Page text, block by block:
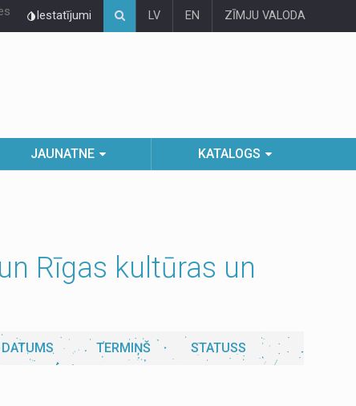
Iestatījumi LV EN ZĪMJU VALODA
JAUNATNE KATALOGS
Rīgas kultūras un
DATUMS TERMIŅŠ STATUSS